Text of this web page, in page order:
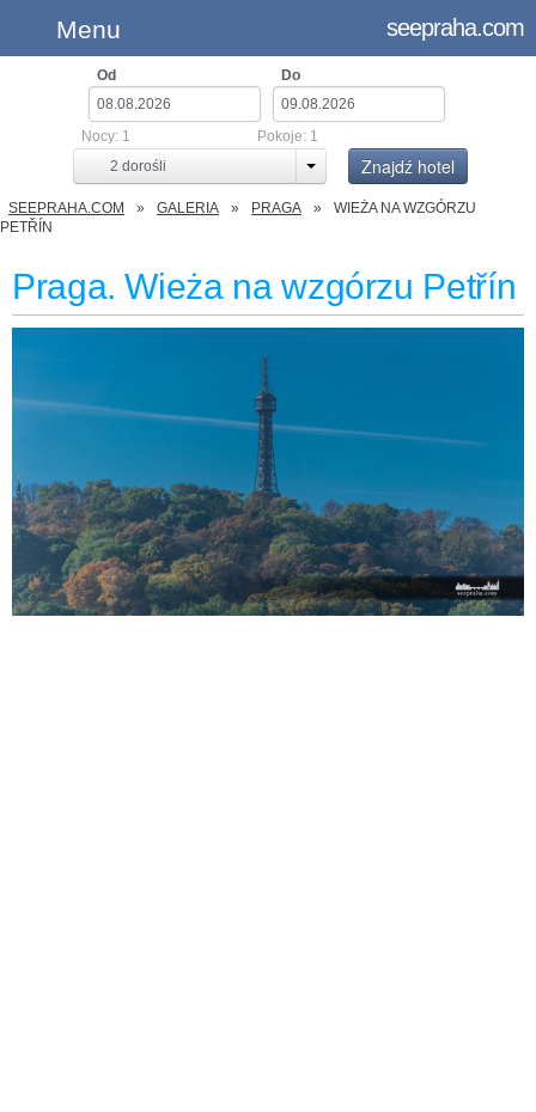
Menu seepraha.com
Od Do
2 dorośli
Nocy: 1 Pokoje: 1
Znajdź hotel
SEEPRAHA.COM GALERIA PRAGA
WIEŻA NA WZGÓRZU
PETŘÍN
Praga. Wieża na wzgórzu Petřín